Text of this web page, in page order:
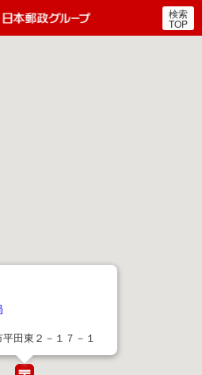
郵便局・日本郵政グルー
検索
TOP
田東２－１７－１